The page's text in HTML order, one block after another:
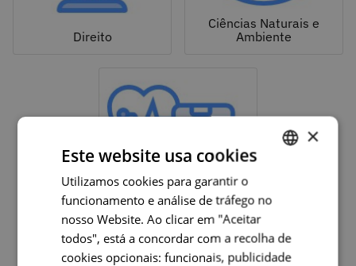
Direito
Ciências Naturais e
Ambiente
Ciências da Saúde e da
Vida
ENGLISH
×
Este website usa cookies
Utilizamos cookies para garantir o
funcionamento e análise de tráfego no
nosso Website. Ao clicar em "Aceitar
todos", está a concordar com a recolha de
cookies opcionais: funcionais, publicidade